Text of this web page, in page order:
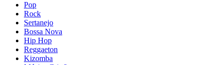
Pop
Rock
Sertanejo
Bossa Nova
Hip Hop
Reggaeton
Kizomba